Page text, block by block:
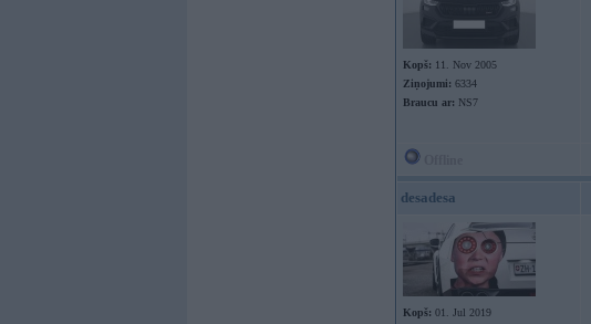
Kopš: 11. Nov 2005
Ziņojumi: 6334
Braucu ar: NS7
desadesa
Kopš: 01. Jul 2019